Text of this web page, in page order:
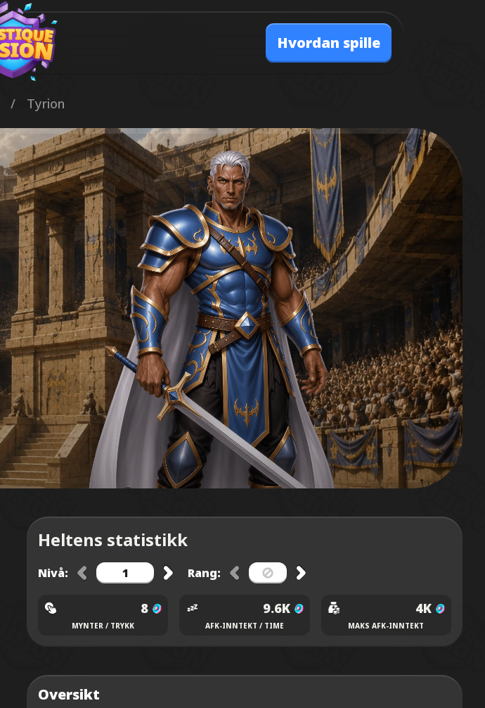
Hvordan spille
/ Tyrion
Heltens statistikk
Nivå: Rang:
8
MYNTER / TRYKK
9.6K
AFK-INNTEKT / TIME
4K
MAKS AFK-INNTEKT
Oversikt